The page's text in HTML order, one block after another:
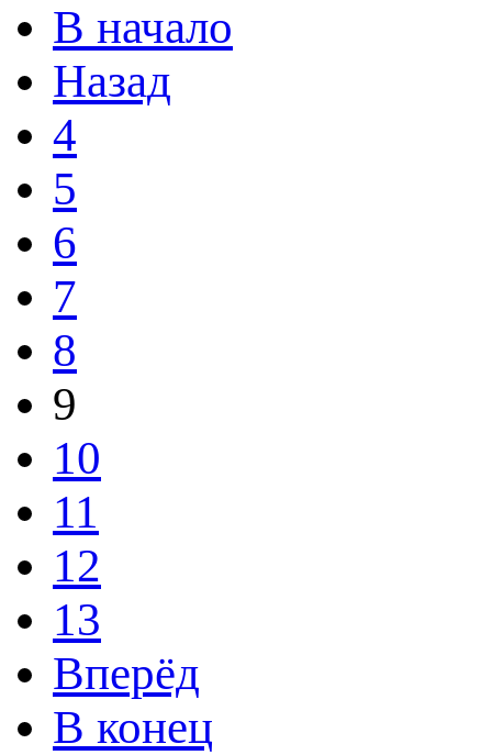
В начало
Назад
4
5
6
7
8
9
10
11
12
13
Вперёд
В конец